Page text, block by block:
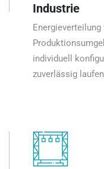
Industrie
individuell
zuverlässig